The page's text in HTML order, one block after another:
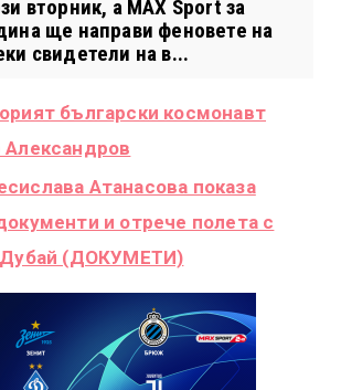
вторник, а MAX Sport за
ще направи феновете на
свидетели на в...
български космонавт
Атанасова показа
и отрече полета с
Дубай (ДОКУМЕТИ)